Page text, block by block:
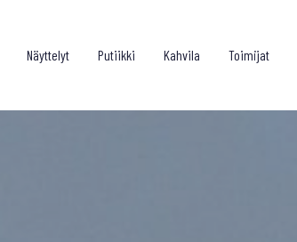
Näyttelyt Putiikki Kahvila Toimijat